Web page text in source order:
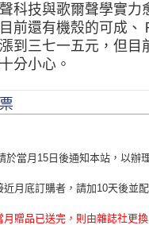
科技與歌爾聲學實
前還有機殼的可成
到三七一五元，但
分小心。
於當月15日後通知本站，以辦
近月底訂購者，請加10天後並
月贈品已送完，則由雜誌社更